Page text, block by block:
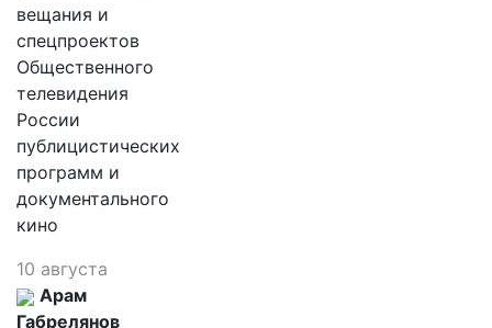
вещания и
спецпроектов
Общественного
телевидения
России
публицистических
программ и
документального
кино
10 августа
Арам
Габрелянов